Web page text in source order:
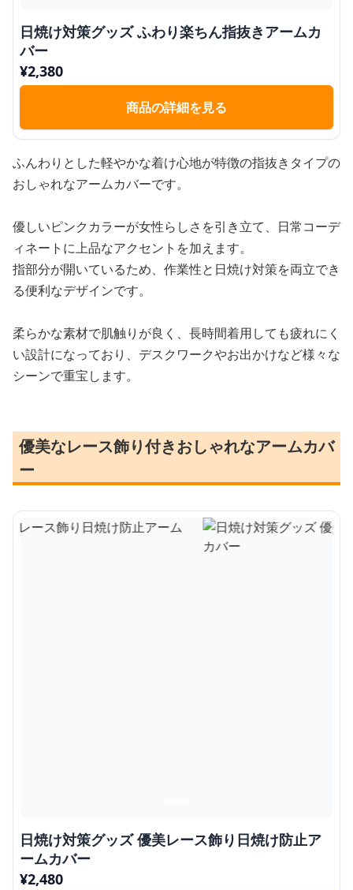
日焼け対策グッズ ふわり楽ちん指抜きアームカ
バー
¥2,380
商品の詳細を見る
ふんわりとした軽やかな着け心地が特徴の指抜きタイプの
おしゃれなアームカバーです。
優しいピンクカラーが女性らしさを引き立て、日常コーデ
ィネートに上品なアクセントを加えます。
指部分が開いているため、作業性と日焼け対策を両立でき
る便利なデザインです。
柔らかな素材で肌触りが良く、長時間着用しても疲れにく
い設計になっており、デスクワークやお出かけなど様々な
シーンで重宝します。
優美なレース飾り付きおしゃれなアームカバ
ー
日焼け対策グッズ 優美レース飾り日焼け防止ア
ームカバー
¥2,480